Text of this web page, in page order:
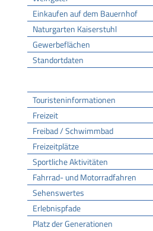
Einkaufen auf dem Bauernhof
Naturgarten Kaiserstuhl
Gewerbeflächen
Standortdaten
Touristeninformationen
Freizeit
Freibad / Schwimmbad
Freizeitplätze
Sportliche Aktivitäten
Fahrrad- und Motorradfahren
Sehenswertes
Erlebnispfade
Platz der Generationen